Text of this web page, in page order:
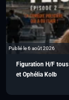
Publié le 6 août 2026
Figuration H/F
et Ophélia Kolb